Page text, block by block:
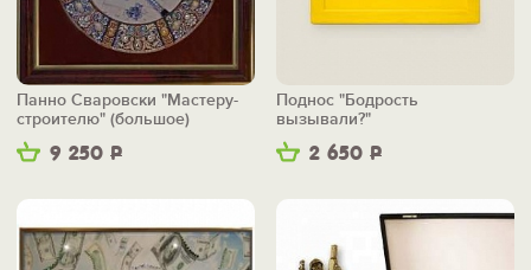
9 250 Р
Панно Сваровски "Мастеру-
строителю" (большое)
2 650 Р
Поднос "Бодрость
вызывали?"